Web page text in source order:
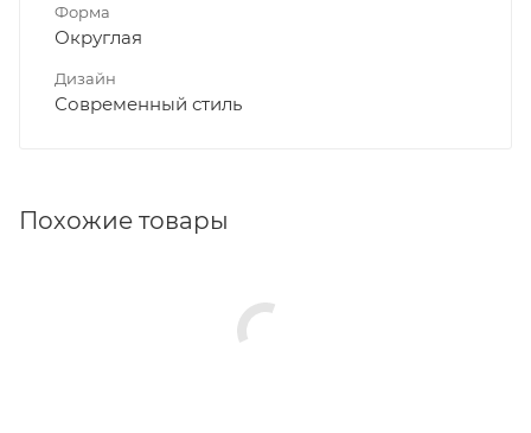
Форма
Округлая
Дизайн
Современный стиль
Похожие товары